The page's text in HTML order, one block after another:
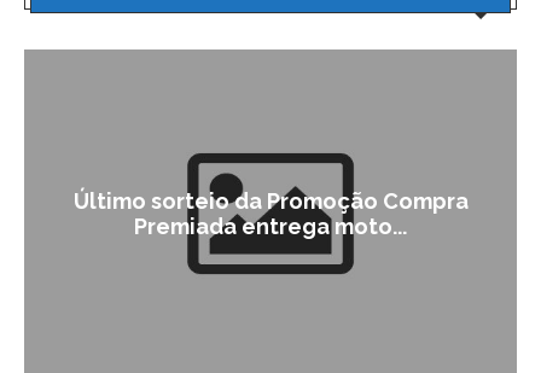
Último sorteio da Promoção Compra
Premiada entrega moto...